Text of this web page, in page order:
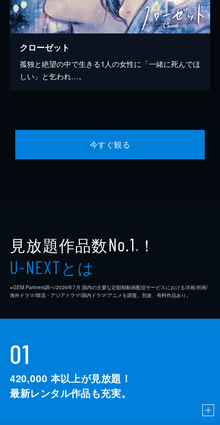
クローゼット
孤独と絶望の中で生きる1人の女性に「一緒に死んでほ
しい」と乞われ…。
今すぐ観る
見放題作品数No.1 ※ ！
U-NEXTとは
※GEM Partners調べ/2026年7⽉ 国内の主要な定額制動画配信サービスにおける洋画/邦画/
海外ドラマ/韓流・アジアドラマ/国内ドラマ/アニメを調査。別途、有料作品あり。
01
420,000 本以上が見放題！
最新レンタル作品も充実。